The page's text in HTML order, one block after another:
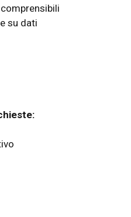
su dati